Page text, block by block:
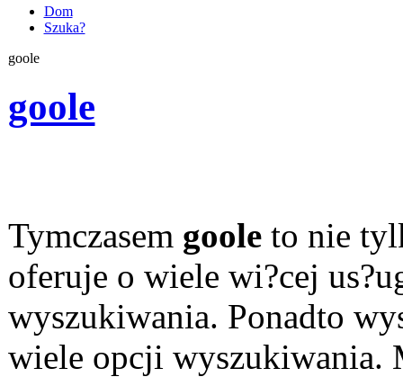
Dom
Szuka?
goole
goole
Tymczasem gooleto nie
oferuje o wiele wi?cej
wyszukiwania. Ponadto
wiele opcji wyszukiwania.